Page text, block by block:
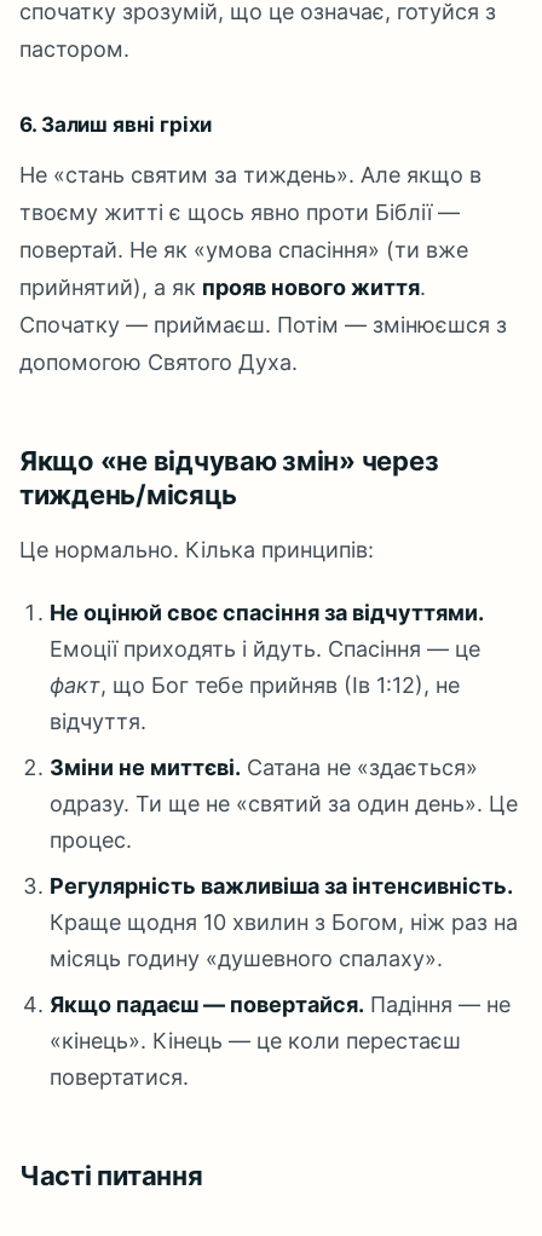
спочатку зрозумій, що це означає, готуйся з
пастором.
6. Залиш явні гріхи
Не «стань святим за тиждень». Але якщо в
твоєму житті є щось явно проти Біблії —
повертай. Не як «умова спасіння» (ти вже
прийнятий), а як прояв нового життя.
Спочатку — приймаєш. Потім — змінюєшся з
допомогою Святого Духа.
Якщо «не відчуваю змін» через
тиждень/місяць
Це нормально. Кілька принципів:
Не оцінюй своє спасіння за відчуттями.
Емоції приходять і йдуть. Спасіння — це
факт, що Бог тебе прийняв (Ів 1:12), не
відчуття.
Зміни не миттєві. Сатана не «здається»
одразу. Ти ще не «святий за один день». Це
процес.
Регулярність важливіша за інтенсивність.
Краще щодня 10 хвилин з Богом, ніж раз на
місяць годину «душевного спалаху».
Якщо падаєш — повертайся. Падіння — не
«кінець». Кінець — це коли перестаєш
повертатися.
Часті питання